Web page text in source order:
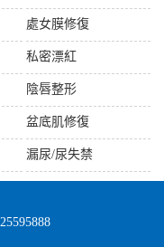
處女膜修復
私密漂紅
陰唇整形
盆底肌修復
漏尿/尿失禁